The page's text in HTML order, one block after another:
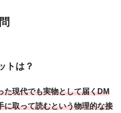
トは？
た現代でも実物として届くDM
に取って読むという物理的な接